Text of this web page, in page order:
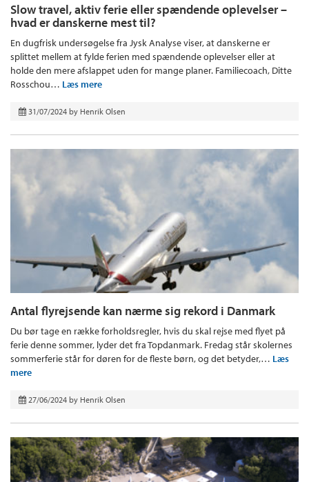
Slow travel, aktiv ferie eller spændende oplevelser –
hvad er danskerne mest til?
En dugfrisk undersøgelse fra Jysk Analyse viser, at danskerne er
splittet mellem at fylde ferien med spændende oplevelser eller at
holde den mere afslappet uden for mange planer. Familiecoach, Ditte
Rosschou… Læs mere
31/07/2024 by Henrik Olsen
Antal flyrejsende kan nærme sig rekord i Danmark
Du bør tage en række forholdsregler, hvis du skal rejse med flyet på
ferie denne sommer, lyder det fra Topdanmark. Fredag står skolernes
sommerferie står for døren for de fleste børn, og det betyder,… Læs
mere
27/06/2024 by Henrik Olsen